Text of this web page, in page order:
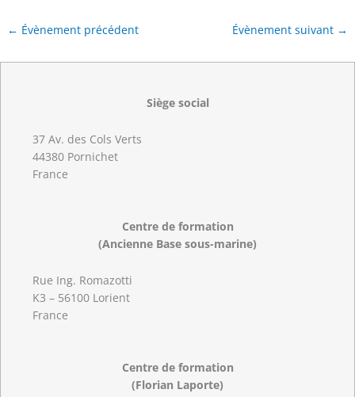
← Évènement précédent Évènement suivant →
Siège social
37 Av. des Cols Verts
44380 Pornichet
France
Centre de formation
(Ancienne Base sous-marine)
Rue Ing. Romazotti
K3 – 56100 Lorient
France
Centre de formation
(Florian Laporte)